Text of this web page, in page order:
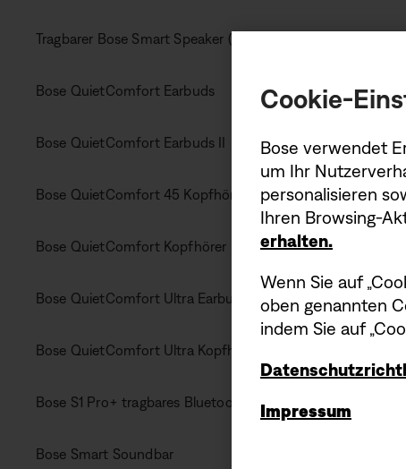
Tragbarer Bose Smart Speaker (tragbarer Heimlautsprecher)
Bose QuietComfort Earbuds
Bose QuietComfort Earbuds II
Bose QuietComfort 45 Kopfhörer (QuietComfort SE
Bose QuietComfort Kopfhörer
Bose QuietComfort Ultra Earbuds
Bose QuietComfort Ultra Kopfhörer
Bose S1 Pro+ tragbares Bluetooth®-Lautsprecher-System
Bose Smart Soundbar
Cookie-
Bose verwendet
um Ihr
personalisieren
Ihren Browsing-
erhalten.
Wenn Sie auf
oben genannten
indem Sie auf
Impressum